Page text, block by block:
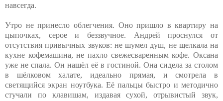
навсегда.
Утро не принесло облегчения. Оно пришло в квартиру на
цыпочках, серое и беззвучное. Андрей проснулся от
отсутствия привычных звуков: не шумел душ, не щелкала на
кухне кофемашина, не пахло свежесваренным кофе. Оксана
уже не спала. Он нашёл её в гостиной. Она сидела за столом
в шёлковом халате, идеально прямая, и смотрела в
светящийся экран ноутбука. Её пальцы быстро и методично
стучали по клавишам, издавая сухой, отрывистый звук,